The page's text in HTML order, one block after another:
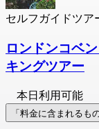
セルフガイドツア
ロンドンコベ
キングツアー
本日利用可能
「料金に含まれるも